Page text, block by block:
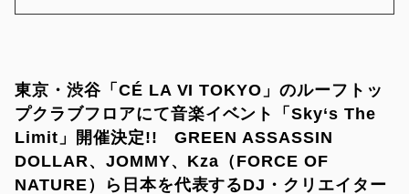
東京・渋谷「CÉ LA VI TOKYO」のルーフトッ
プクラブフロアにて音楽イベント「Sky‘s The
Limit」開催決定!! GREEN ASSASSIN
DOLLAR、JOMMY、Kza（FORCE OF
NATURE）ら日本を代表するDJ・クリエイター